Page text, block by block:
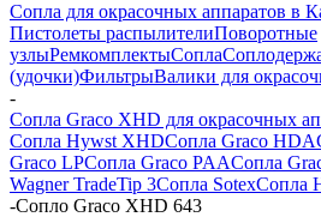
Сопла для окрасочных аппаратов в
Пистолеты распылителиПоворотные
узлыРемкомплектыСопла
(удочки)ФильтрыВалики для
-
Сопла Graco XHD для окрасочных
Сопла Hywst XHDСопла Graco HDA
Graco LPСопла Graco PAAСопла
Wagner TradeTip 3Сопла SotexСопла
-Сопло Graco XHD 643